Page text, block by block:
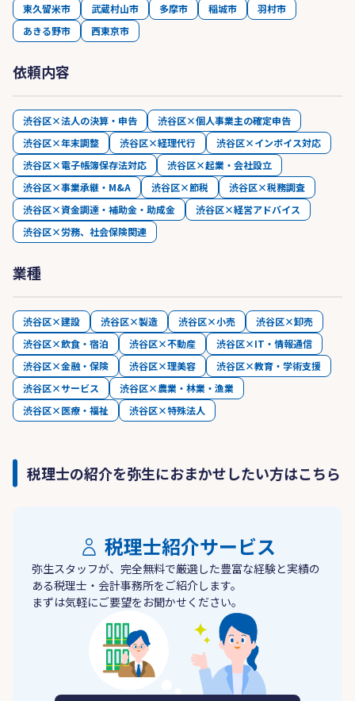
東久留米市
武蔵村山市 多摩市 稲城市
羽村市
あきる野市
西東京市
依頼内容
渋谷区×法人の決算・申告
渋谷区×個人事業主の確定申告
渋谷区×年末調整
渋谷区×経理代行
渋谷区×インボイス対応
渋谷区×電子帳簿保存法対応
渋谷区×起業・会社設立
渋谷区×事業承継・M&A
渋谷区×節税
渋谷区×税務調査
渋谷区×資金調達・補助金・助成金
渋谷区×経営アドバイス
渋谷区×労務、社会保険関連
業種
渋谷区×建設 渋谷区×製造 渋谷区×小売
渋谷区×卸売
渋谷区×飲食・宿泊
渋谷区×不動産
渋谷区×IT・情報通信
渋谷区×金融・保険
渋谷区×理美容
渋谷区×教育・学術支援
渋谷区×サービス
渋谷区×農業・林業・漁業
渋谷区×医療・福祉
渋谷区×特殊法人
税理士の紹介を弥生におまかせしたい方はこちら
税理士紹介サービス
弥生スタッフが、完全無料で厳選した豊富な経験と実績の
ある税理士・会計事務所をご紹介します。
まずは気軽にご要望をお聞かせください。